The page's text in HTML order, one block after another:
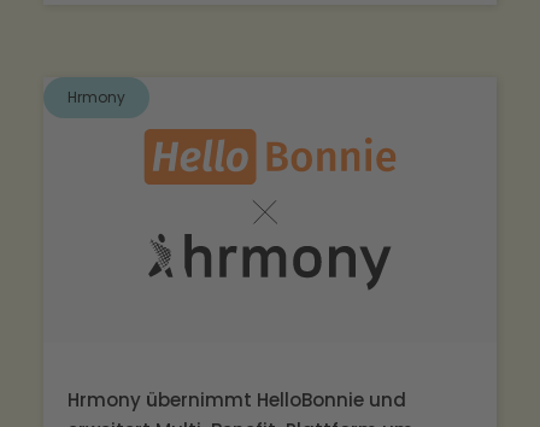
Hrmony
Hrmony übernimmt HelloBonnie und